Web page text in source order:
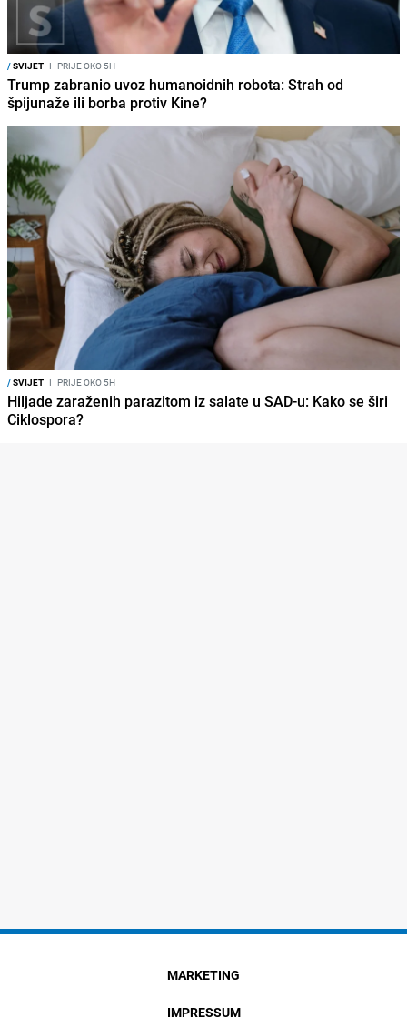
/SVIJET I PRIJE OKO 5H
Trump zabranio uvoz humanoidnih robota: Strah od
špijunaže ili borba protiv Kine?
/SVIJET I PRIJE OKO 5H
Hiljade zaraženih parazitom iz salate u SAD-u: Kako se širi
Ciklospora?
MARKETING
IMPRESSUM